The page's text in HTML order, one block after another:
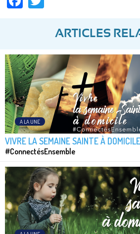
ARTICLES
A LA UNE
VIVRE LA SEMAINE SAINTE À DOMICILE
#ConnectésEnsemble